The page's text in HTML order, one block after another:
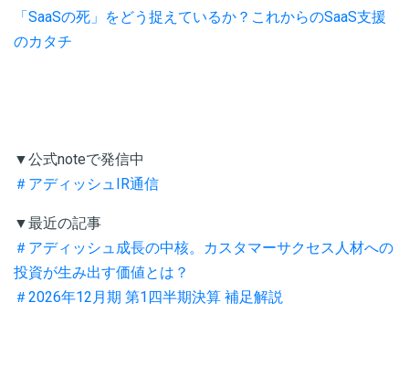
「SaaSの死」をどう捉えているか？これからのSaaS支援
のカタチ
▼公式noteで発信中
＃アディッシュIR通信
▼最近の記事
＃アディッシュ成長の中核。カスタマーサクセス人材への
投資が生み出す価値とは？
＃2026年12月期 第1四半期決算 補足解説